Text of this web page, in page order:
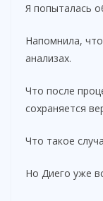
Я попыталась
Напомнила,
анализах.
Что после
сохраняется
Что такое
Но Диего уже